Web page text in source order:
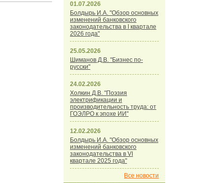
01.07.2026
Болдырь И.А. "Обзор основных
изменений банковского
законодательства в I квартале
2026 года"
25.05.2026
Шиманов Д.В. "Бизнес по-
русски"
24.02.2026
Холкин Д.В. "Поэзия
электрификации и
производительность труда: от
ГОЭЛРО к эпохе ИИ"
12.02.2026
Болдырь И.А. "Обзор основных
изменений банковского
законодательства в VI
квартале 2025 года"
Все новости